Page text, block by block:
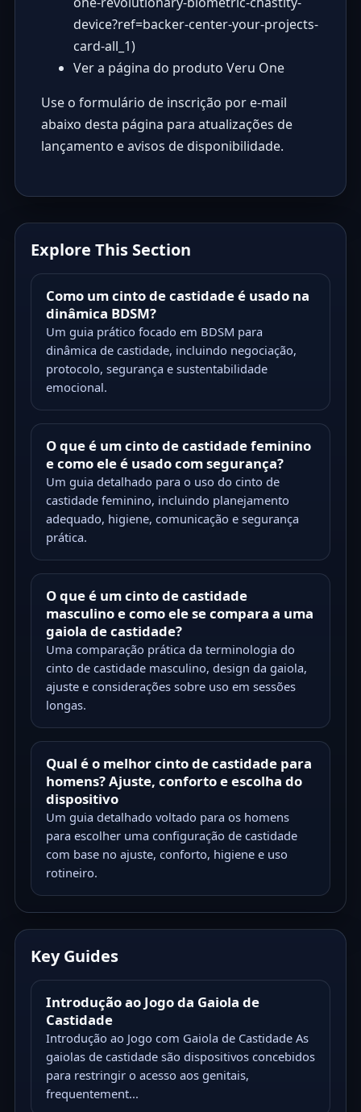
device?ref=backer-center-your-projects-
card-all_1)
Ver a página do produto Veru One
Use o formulário de inscrição por e-mail
abaixo desta página para atualizações de
lançamento e avisos de disponibilidade.
Explore This Section
Como um cinto de castidade é usado na
dinâmica BDSM?
Um guia prático focado em BDSM para
dinâmica de castidade, incluindo negociação,
protocolo, segurança e sustentabilidade
emocional.
O que é um cinto de castidade feminino
e como ele é usado com segurança?
Um guia detalhado para o uso do cinto de
castidade feminino, incluindo planejamento
adequado, higiene, comunicação e segurança
prática.
O que é um cinto de castidade
masculino e como ele se compara a uma
gaiola de castidade?
Uma comparação prática da terminologia do
cinto de castidade masculino, design da gaiola,
ajuste e considerações sobre uso em sessões
longas.
Qual é o melhor cinto de castidade para
homens? Ajuste, conforto e escolha do
dispositivo
Um guia detalhado voltado para os homens
para escolher uma configuração de castidade
com base no ajuste, conforto, higiene e uso
rotineiro.
Key Guides
Introdução ao Jogo da Gaiola de
Castidade
Introdução ao Jogo com Gaiola de Castidade As
gaiolas de castidade são dispositivos concebidos
para restringir o acesso aos genitais,
frequentement...